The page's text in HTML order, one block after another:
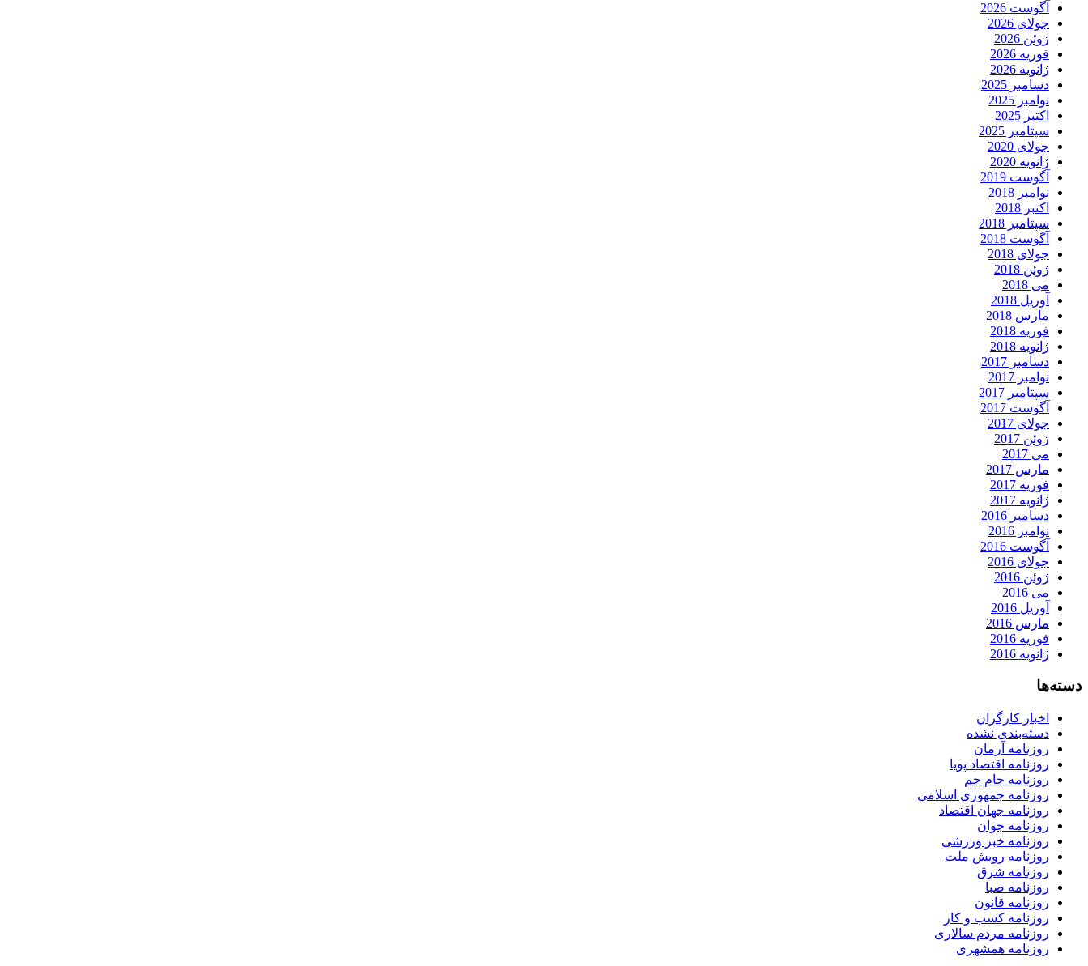
آگوست 2026
جولای 2026
ژوئن 2026
فوریه 2026
ژانویه 2026
دسامبر 2025
نوامبر 2025
اکتبر 2025
سپتامبر 2025
جولای 2020
ژانویه 2020
آگوست 2019
نوامبر 2018
اکتبر 2018
سپتامبر 2018
آگوست 2018
جولای 2018
ژوئن 2018
می 2018
آوریل 2018
مارس 2018
فوریه 2018
ژانویه 2018
دسامبر 2017
نوامبر 2017
سپتامبر 2017
آگوست 2017
جولای 2017
ژوئن 2017
می 2017
مارس 2017
فوریه 2017
ژانویه 2017
دسامبر 2016
نوامبر 2016
آگوست 2016
جولای 2016
ژوئن 2016
می 2016
آوریل 2016
مارس 2016
فوریه 2016
ژانویه 2016
دسته‌ها
اخبار کارگران
دسته‌بندی نشده
روزنامه آرمان
روزنامه اقتصاد پویا
روزنامه جام جم
روزنامه جمهوري اسلامي
روزنامه جهان اقتصاد
روزنامه جوان
روزنامه خبر ورزشى
روزنامه رویش ملت
روزنامه شرق
روزنامه صبا
روزنامه قانون
روزنامه كسب و كار
روزنامه مردم سالاری
روزنامه همشهری